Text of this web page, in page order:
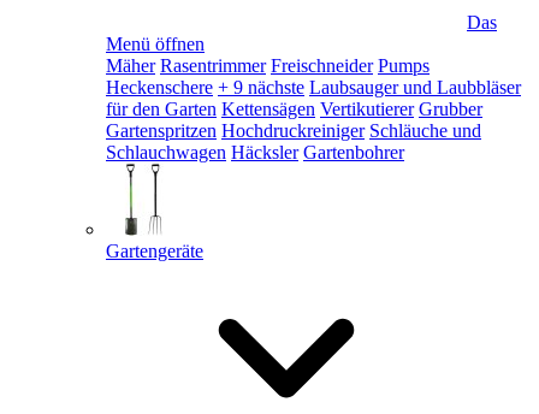
Das
Menü öffnen
Mäher Rasentrimmer Freischneider Pumps
Heckenschere + 9 nächste Laubsauger und Laubbläser
für den Garten Kettensägen Vertikutierer Grubber
Gartenspritzen Hochdruckreiniger Schläuche und
Schlauchwagen Häcksler Gartenbohrer
Gartengeräte